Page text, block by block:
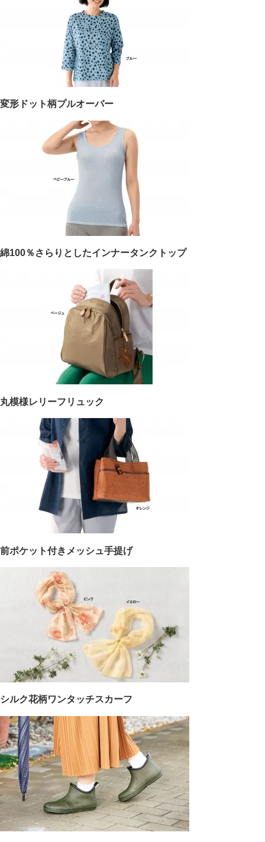
変形ドット柄プルオーバー
綿100％さらりとしたインナータンクトップ
丸模様レリーフリュック
前ポケット付きメッシュ手提げ
シルク花柄ワンタッチスカーフ